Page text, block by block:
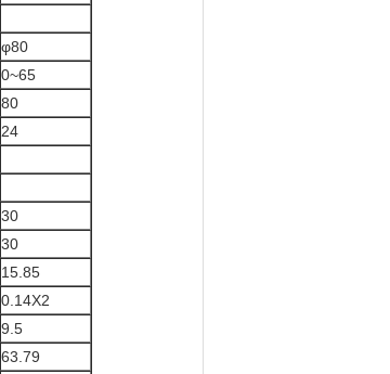
φ80
0~65
80
24
30
30
15.85
0.14X2
9.5
63.79